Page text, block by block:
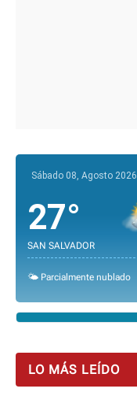
Sábado 08, Agosto 2026
27°
SAN SALVADOR
🌤️ Parcialmente nublado
LO MÁS LEÍDO